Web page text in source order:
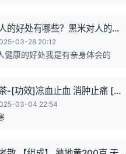
发。古今中外的预言也说了这几
大灾难，如刘伯温在预言中说 "贫
一千，富者一万留二三”,“贫富若
，看看死期到眼前”, 预言中也告诉
中的劫难，有个美好的未来，请
开下方网址认真了解，内有躲避
安的方法。网址1：
55dd55 网址2：
的好处有哪些？黑米对人的长
03-28 20:12
健康的好处我是有亲身体会的
-[功效]凉血止血 消肿止痛 [治
行性腮腺炎-一味妙方
03-04 22:54